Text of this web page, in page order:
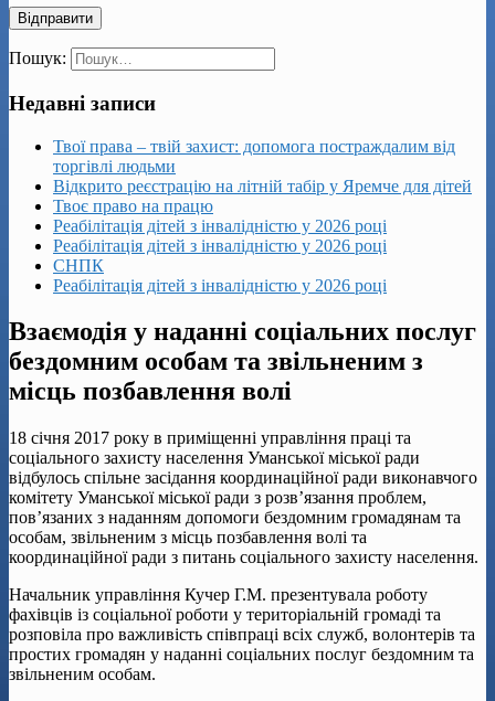
Пошук:
Недавні записи
Твої права – твій захист: допомога постраждалим від
торгівлі людьми
Відкрито реєстрацію на літній табір у Яремче для дітей
Твоє право на працю
Реабілітація дітей з інвалідністю у 2026 році
Реабілітація дітей з інвалідністю у 2026 році
СНПК
Реабілітація дітей з інвалідністю у 2026 році
Взаємодія у наданні соціальних послуг
бездомним особам та звільненим з
місць позбавлення волі
18 січня 2017 року в приміщенні управління праці та
соціального захисту населення Уманської міської ради
відбулось спільне засідання координаційної ради виконавчого
комітету Уманської міської ради з розв’язання проблем,
пов’язаних з наданням допомоги бездомним громадянам та
особам, звільненим з місць позбавлення волі та
координаційної ради з питань соціального захисту населення.
Начальник управління Кучер Г.М. презентувала роботу
фахівців із соціальної роботи у територіальній громаді та
розповіла про важливість співпраці всіх служб, волонтерів та
простих громадян у наданні соціальних послуг бездомним та
звільненим особам.